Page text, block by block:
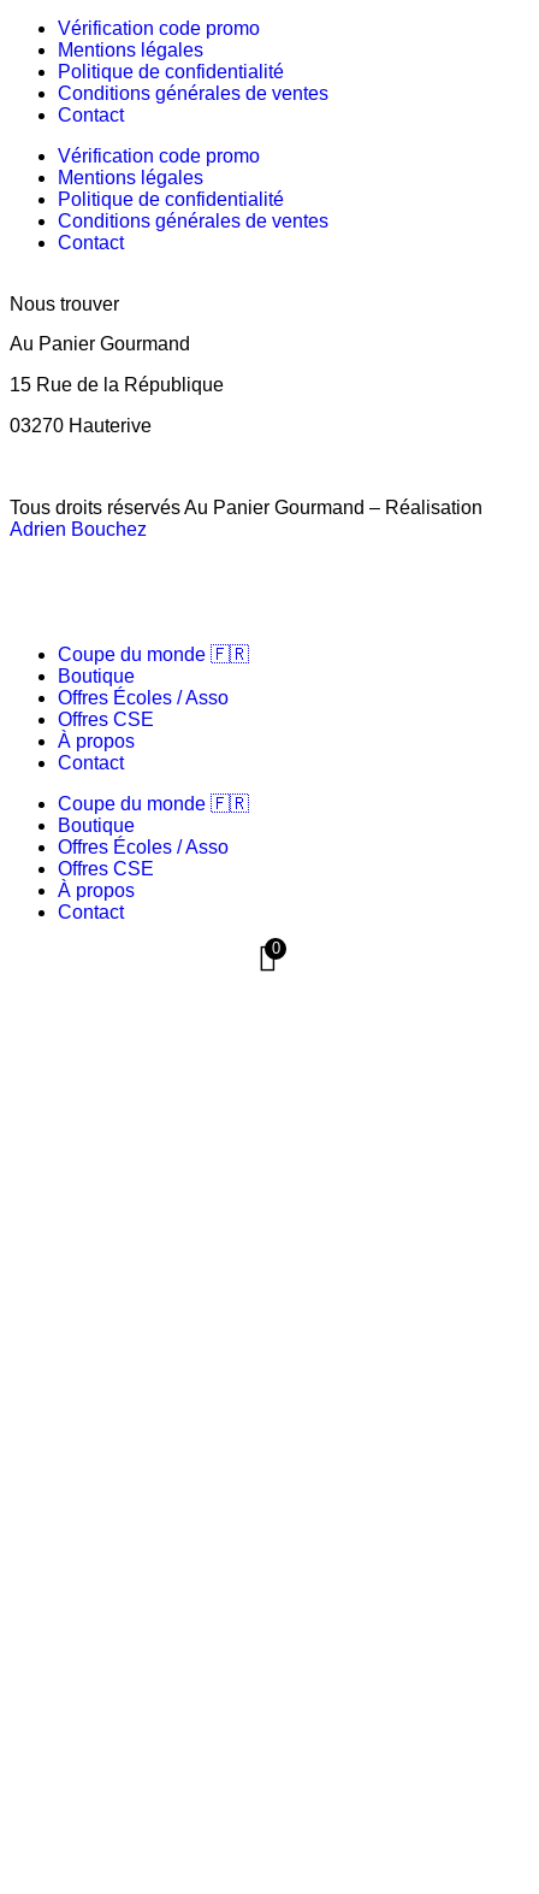
Vérification code promo
Mentions légales
Politique de confidentialité
Conditions générales de ventes
Contact
Vérification code promo
Mentions légales
Politique de confidentialité
Conditions générales de ventes
Contact
Nous trouver
Au Panier Gourmand
15 Rue de la République
03270 Hauterive
Tous droits réservés Au Panier Gourmand – Réalisation
Adrien Bouchez
Coupe du monde 🇫🇷
Boutique
Offres Écoles / Asso
Offres CSE
À propos
Contact
Coupe du monde 🇫🇷
Boutique
Offres Écoles / Asso
Offres CSE
À propos
Contact
0